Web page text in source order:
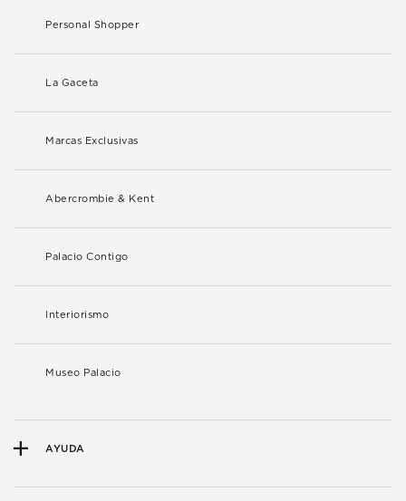
Personal Shopper
La Gaceta
Marcas Exclusivas
Abercrombie & Kent
Palacio Contigo
Interiorismo
Museo Palacio
AYUDA